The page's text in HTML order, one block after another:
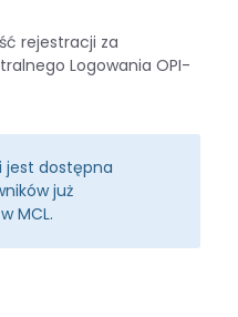
rejestracji za
Logowania OPI-
jest dostępna
już
MCL.